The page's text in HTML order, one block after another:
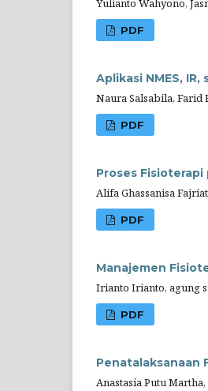
Yulianto Wahyono,
PDF
Aplikasi NMES,
Naura Salsabila, Farid
PDF
Proses
Alifa Ghassanisa
PDF
Manajemen
Irianto Irianto, agung
PDF
Penatalaksanaan
Anastasia Putu